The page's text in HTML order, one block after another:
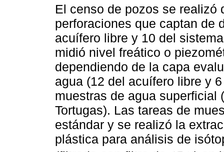
El censo de pozos se realizó
perforaciones que captan de
acuífero libre y 10 del
midió nivel freático o
dependiendo de la capa
agua (12 del acuífero libre y
muestras de agua superficial
Tortugas). Las tareas de
estándar y se realizó la
plástica para análisis de